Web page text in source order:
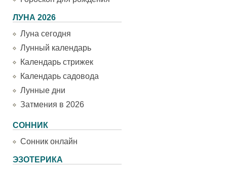
ЛУНА 2026
Луна сегодня
Лунный календарь
Календарь стрижек
Календарь садовода
Лунные дни
Затмения в 2026
СОННИК
Сонник онлайн
ЭЗОТЕРИКА